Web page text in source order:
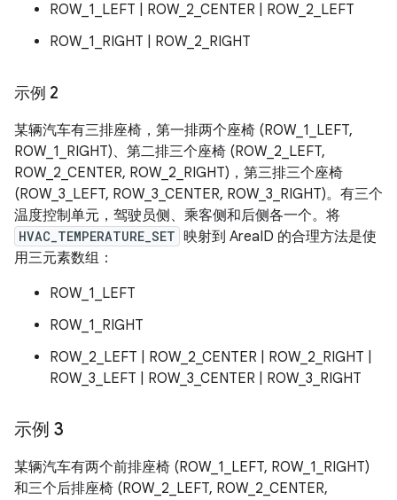
ROW_1_LEFT | ROW_2_CENTER | ROW_2_LEFT
ROW_1_RIGHT | ROW_2_RIGHT
示例 2
某辆汽车有三排座椅，第一排两个座椅 (ROW_1_LEFT,
ROW_1_RIGHT)、第二排三个座椅 (ROW_2_LEFT,
ROW_2_CENTER, ROW_2_RIGHT)，第三排三个座椅
(ROW_3_LEFT, ROW_3_CENTER, ROW_3_RIGHT)。有三个
温度控制单元，驾驶员侧、乘客侧和后侧各一个。将
HVAC_TEMPERATURE_SET 映射到 AreaID 的合理方法是使
用三元素数组：
ROW_1_LEFT
ROW_1_RIGHT
ROW_2_LEFT | ROW_2_CENTER | ROW_2_RIGHT |
ROW_3_LEFT | ROW_3_CENTER | ROW_3_RIGHT
示例 3
某辆汽车有两个前排座椅 (ROW_1_LEFT, ROW_1_RIGHT)
和三个后排座椅 (ROW_2_LEFT, ROW_2_CENTER,